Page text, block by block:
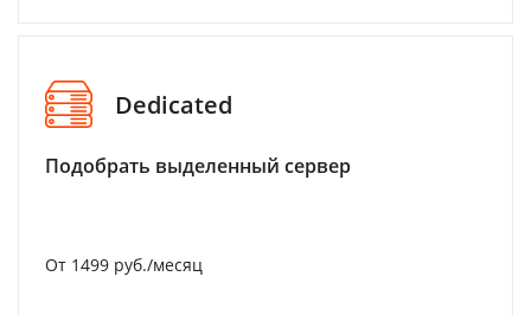
Dedicated
Подобрать выделенный сервер
От 1499 руб./месяц